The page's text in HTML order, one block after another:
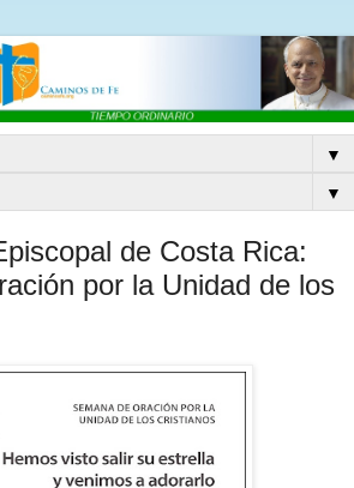
▼
▼
de Costa Rica:
por la Unidad de los